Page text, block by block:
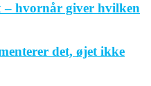
– hvornår giver hvilken
det, øjet ikke